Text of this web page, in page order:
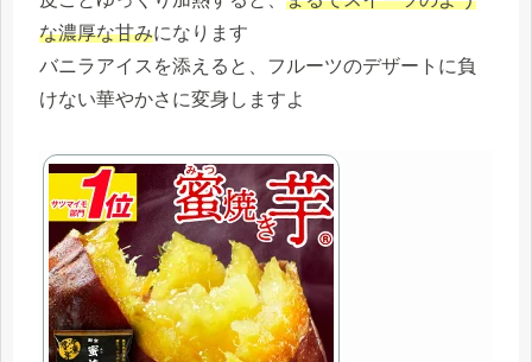
な濃厚な甘みになります
バニラアイスを添えると、フルーツのデザートに負
けない華やかさに変身しますよ